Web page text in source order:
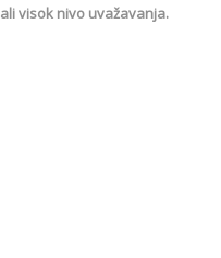
visok nivo uvažavanja.